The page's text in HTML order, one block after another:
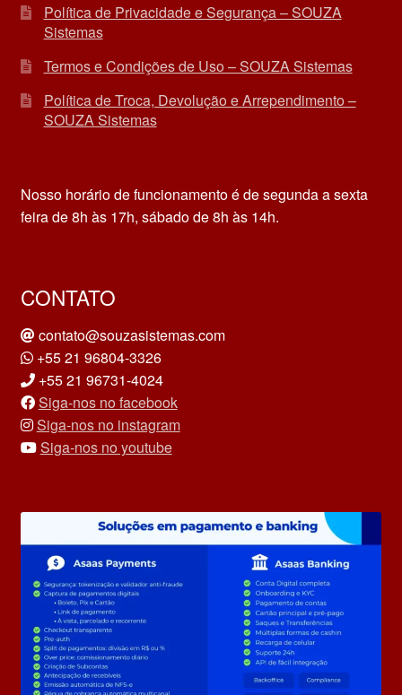
Política de Privacidade e Segurança – SOUZA
Sistemas
Termos e Condições de Uso – SOUZA Sistemas
Política de Troca, Devolução e Arrependimento –
SOUZA Sistemas
Nosso horário de funcionamento é de segunda a sexta
feira de 8h às 17h, sábado de 8h às 14h.
CONTATO
contato@souzasistemas.com
+55 21 96804-3326
+55 21 96731-4024
Siga-nos no facebook
Siga-nos no instagram
Siga-nos no youtube